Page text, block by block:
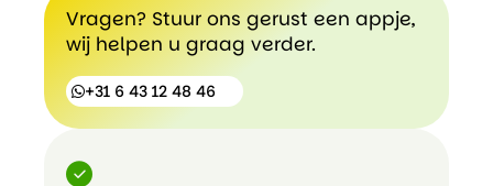
reviews
Vragen? Stuur ons gerust een appje,
wij helpen u graag verder.
+31 6 43 12 48 46